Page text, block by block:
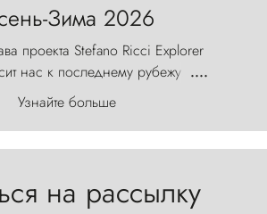
Зима 2026
проекта Stefano Ricci Explorer
нас к последнему рубежу
мира, где ветер с
яростью ваяет ландшафт, а пики
Пайне, словно каменные стражи,
....
Узнайте больше
на рассылку